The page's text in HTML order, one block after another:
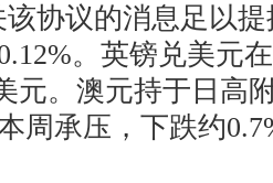
协议的消息足以
。英镑兑美元
元。澳元持于日高
周承压，下跌约